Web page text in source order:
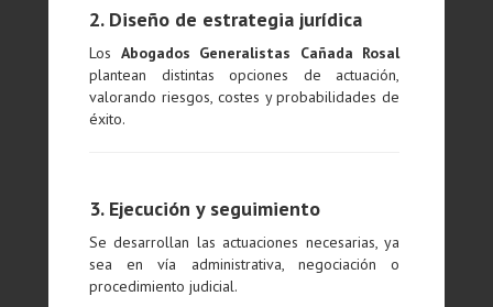
2. Diseño de estrategia jurídica
Los Abogados Generalistas Cañada Rosal
plantean distintas opciones de actuación,
valorando riesgos, costes y probabilidades de
éxito.
3. Ejecución y seguimiento
Se desarrollan las actuaciones necesarias, ya
sea en vía administrativa, negociación o
procedimiento judicial.